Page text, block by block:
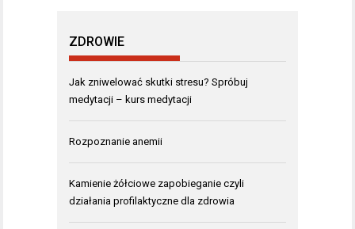
ZDROWIE
Jak zniwelować skutki stresu? Spróbuj
medytacji – kurs medytacji
Rozpoznanie anemii
Kamienie żółciowe zapobieganie czyli
działania profilaktyczne dla zdrowia